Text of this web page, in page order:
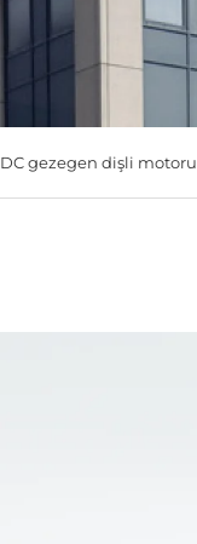
DC gezegen dişli motoru